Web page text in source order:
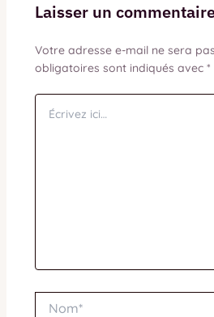
Laisser un
Votre adresse e-mail ne sera
obligatoires sont indiqués avec *
Écrivez
ici…